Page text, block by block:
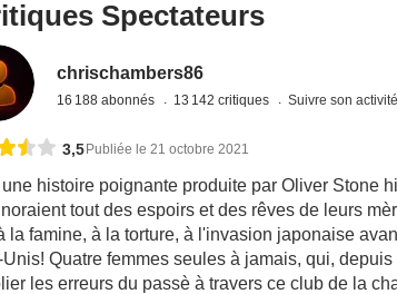
Spectateurs
chrischambers86
16 188 abonnés 13 142 critiques Suivre son activité
3,5Publiée le 21 octobre 2021
histoire poignante produite par Oliver Stone
tout des espoirs et des rêves de leurs
la famine, à la torture, à l'invasion japonaise
Unis! Quatre femmes seules à jamais, qui,
les erreurs du passè à travers ce club de la